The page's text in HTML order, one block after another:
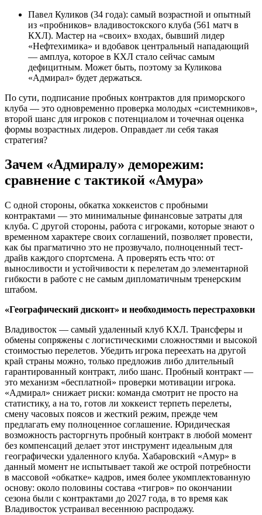
Павел Куликов (34 года): самый возрастной и опытный
из «пробников» владивостокского клуба (561 матч в
КХЛ). Мастер на «своих» входах, бывший лидер
«Нефтехимика» и вдобавок центральный нападающий
— амплуа, которое в КХЛ стало сейчас самым
дефицитным. Может быть, поэтому за Куликова
«Адмирал» будет держаться.
По сути, подписание пробных контрактов для приморского
клуба — это одновременно проверка молодых «системников»,
второй шанс для игроков с потенциалом и точечная оценка
формы возрастных лидеров. Оправдает ли себя такая
стратегия?
Зачем «Адмиралу» деморежим:
сравнение с тактикой «Амура»
С одной стороны, обкатка хоккеистов с пробными
контрактами — это минимальные финансовые затраты для
клуба. С другой стороны, работа с игроками, которые знают о
временном характере своих соглашений, позволяет провести,
как бы прагматично это не прозвучало, полноценный тест-
драйв каждого спортсмена. А проверять есть что: от
выносливости и устойчивости к перелетам до элементарной
гибкости в работе с не самым дипломатичным тренерским
штабом.
«Географический дисконт» и необходимость перестраховки
Владивосток — самый удаленный клуб КХЛ. Трансферы и
обмены сопряжены с логистическими сложностями и высокой
стоимостью перелетов. Убедить игрока переехать на другой
край страны можно, только предложив либо длительный
гарантированный контракт, либо шанс. Пробный контракт —
это механизм «бесплатной» проверки мотивации игрока.
«Адмирал» снижает риски: команда смотрит не просто на
статистику, а на то, готов ли хоккеист терпеть перелеты,
смену часовых поясов и жесткий режим, прежде чем
предлагать ему полноценное соглашение. Юридическая
возможность расторгнуть пробный контракт в любой момент
без компенсаций делает этот инструмент идеальным для
географически удаленного клуба. Хабаровский «Амур» в
данный момент не испытывает такой же острой потребности
в массовой «обкатке» кадров, имея более укомплектованную
основу: около половины состава «тигров» по окончании
сезона были с контрактами до 2027 года, в то время как
Владивосток устраивал весеннюю распродажу.